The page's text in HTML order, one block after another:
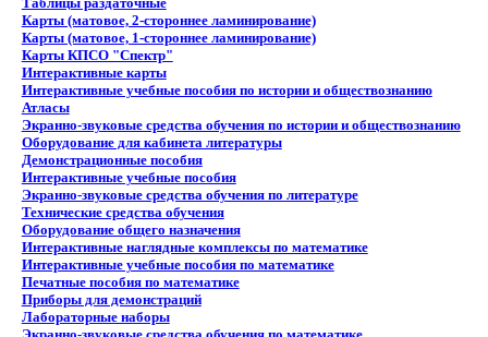
Карты (матовое, 2-стороннее ламинирование)
Карты (матовое, 1-стороннее ламинирование)
Карты КПСО "Спектр"
Интерактивные карты
Интерактивные учебные пособия по истории и обществознанию
Атласы
Экранно-звуковые средства обучения по истории и обществознанию
Оборудование для кабинета литературы
Демонстрационные пособия
Интерактивные учебные пособия
Экранно-звуковые средства обучения по литературе
Технические средства обучения
Оборудование общего назначения
Интерактивные наглядные комплексы по математике
Интерактивные учебные пособия по математике
Печатные пособия по математике
Приборы для демонстраций
Лабораторные наборы